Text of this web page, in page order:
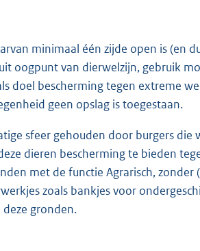
minimaal één zijde open is (en
oogpunt van dierwelzijn, gebruik
doel bescherming tegen extreme
geen opslag is toegestaan.
sfeer gehouden door burgers
dieren bescherming te bieden
met de functie Agrarisch,
zoals bankjes voor
gronden.